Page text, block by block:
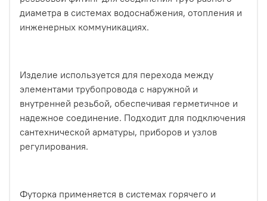
диаметра в системах водоснабжения, отопления и
инженерных коммуникациях.
Изделие используется для перехода между
элементами трубопровода с наружной и
внутренней резьбой, обеспечивая герметичное и
надежное соединение. Подходит для подключения
сантехнической арматуры, приборов и узлов
регулирования.
Футорка применяется в системах горячего и